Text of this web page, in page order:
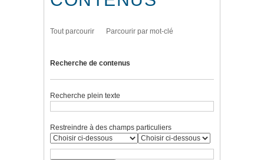
Tout parcourir Parcourir par mot-clé
Recherche de contenus
Recherche plein texte
Restreindre à des champs particuliers